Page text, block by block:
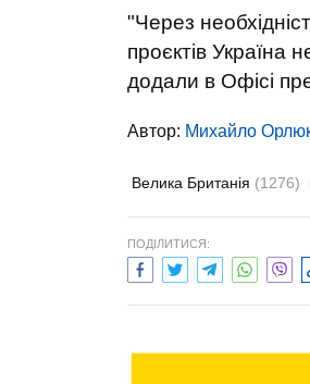
"Через
проєктів Україна
додали в Офісі
Автор: Михайло
Велика Британія (1276)
ПОДІЛИТИСЯ: